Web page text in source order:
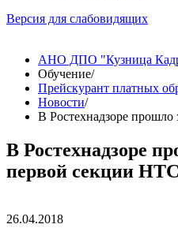
Версия для слабовидящих
АНО ДПО "Кузница
Обучение/
Прейскурант платных
Новости/
В Ростехнадзоре
В Ростехнадзоре
первой секции НТС
26.04.2018